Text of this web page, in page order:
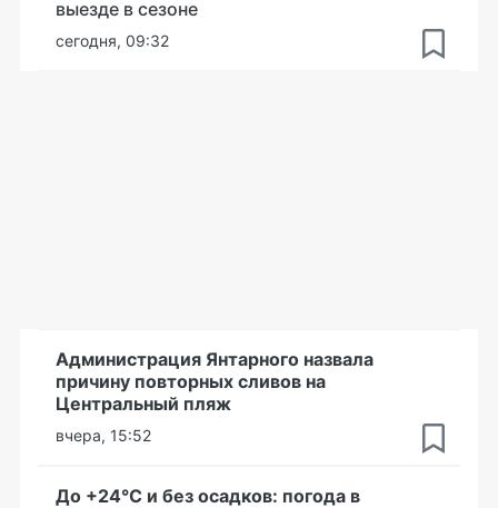
выезде в сезоне
сегодня, 09:32
Администрация Янтарного назвала
причину повторных сливов на
Центральный пляж
вчера, 15:52
До +24°С и без осадков: погода в